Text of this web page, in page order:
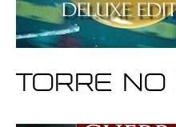
Torre no